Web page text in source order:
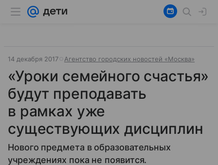
14 декабря 2017 Агентство городских новостей «Москва»
«Уроки семейного счастья»
будут преподавать
в рамках уже
существующих дисциплин
Нового предмета в образовательных
учреждениях пока не появится.